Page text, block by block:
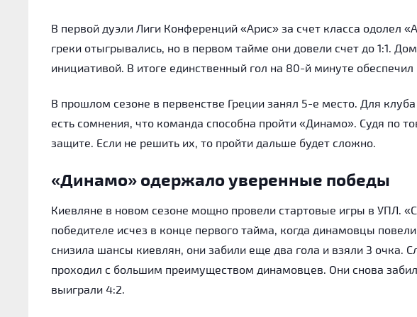
В первой дуэли Лиги Конференций «Арис» за счет класса одолел
греки отыгрывались, но в первом тайме они довели счет до 1:1.
инициативой. В итоге единственный гол на 80-й минуте обеспечил
В прошлом сезоне в первенстве Греции занял 5-е место. Для
есть сомнения, что команда способна пройти «Динамо». Судя по
защите. Если не решить их, то пройти дальше будет сложно.
«Динамо» одержало уверенные победы
Киевляне в новом сезоне мощно провели стартовые игры в УПЛ.
победителе исчез в конце первого тайма, когда динамовцы
снизила шансы киевлян, они забили еще два гола и взяли 3
проходил с большим преимуществом динамовцев. Они снова
выиграли 4:2.